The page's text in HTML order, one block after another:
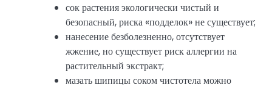
сок растения экологически чистый и
безопасный, риска «подделок» не существует;
нанесение безболезненно, отсутствует
жжение, но существует риск аллергии на
растительный экстракт;
мазать шипицы соком чистотела можно